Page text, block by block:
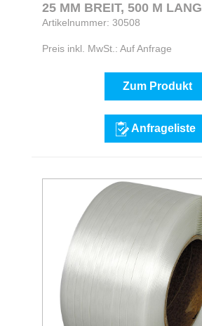
25 MM BREIT, 500 M LANG
Artikelnummer: 30508
Preis inkl. MwSt.: Auf Anfrage
Zum Produkt
Anfrageliste